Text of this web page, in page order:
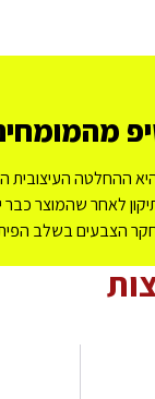
ההחלטה העיצובית
לאחר שהמוצר
הצבעים בשלב